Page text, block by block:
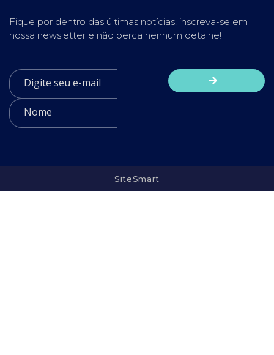
Fique por dentro das últimas notícias, inscreva-se em
nossa newsletter e não perca nenhum detalhe!
SiteSmart